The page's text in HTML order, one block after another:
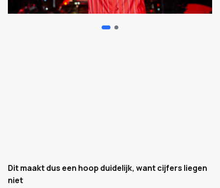
Dit maakt dus een hoop duidelijk, want cijfers liegen
niet